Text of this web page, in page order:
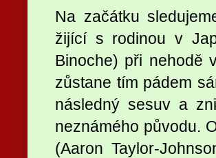
Na začátku
žijící s rodinou v
Binoche) při nehodě
zůstane tím pádem
následný sesuv a
neznámého původu.
(Aaron Taylor-